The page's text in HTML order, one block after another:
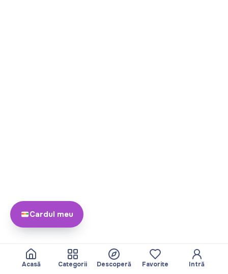
Acasă Categorii Descoperă Favorite Intră
Cardul meu